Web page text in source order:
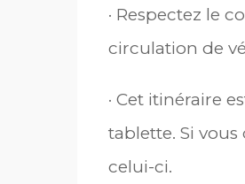
· Respectez le
circulation de
· Cet itinéraire
tablette. Si vous
celui-ci.